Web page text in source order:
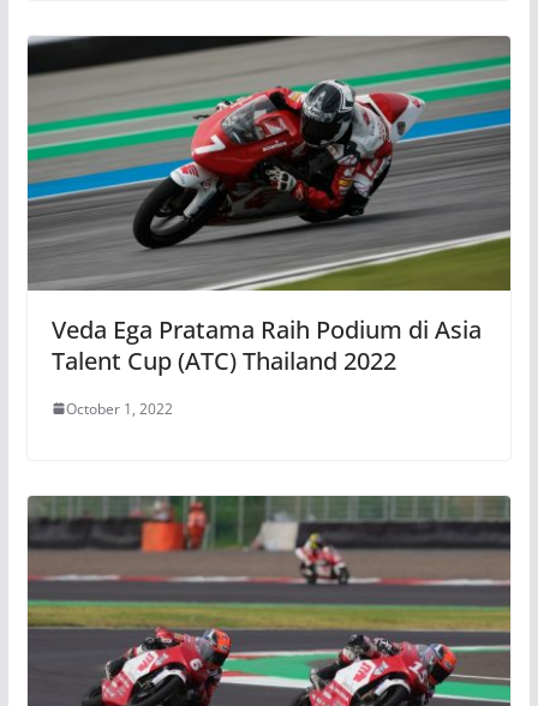
Veda Ega Pratama Raih Podium di Asia
Talent Cup (ATC) Thailand 2022
October 1, 2022